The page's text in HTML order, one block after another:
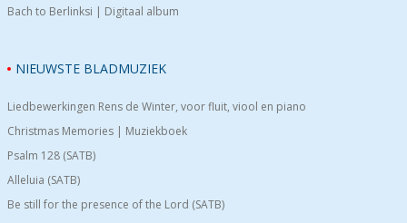
Bach to Berlinksi | Digitaal album
NIEUWSTE BLADMUZIEK
Liedbewerkingen Rens de Winter, voor fluit, viool en piano
Christmas Memories | Muziekboek
Psalm 128 (SATB)
Alleluia (SATB)
Be still for the presence of the Lord (SATB)